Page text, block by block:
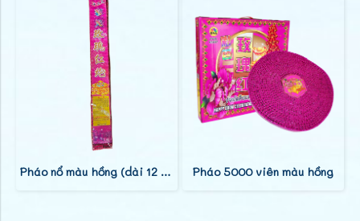
Pháo nổ màu hồng (dài 12 feet) Pháo 5000 viên màu hồng